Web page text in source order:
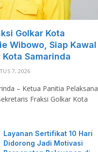
Golkar Kota
Wibowo, Siap Kawal
Samarinda
7, 2026
– Ketua Panitia Pelaksana
Fraksi Golkar Kota
Layanan Sertifikat 10 Hari
Didorong Jadi Motivasi